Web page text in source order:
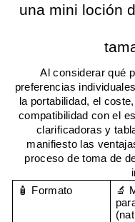
una mini loción
Al considerar qué
preferencias
la portabilidad, el
compatibilidad con el
clarificadoras y
manifiesto las
proceso de toma de
🧴 Formato
🔬